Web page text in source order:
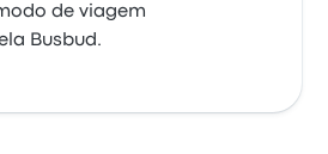
de viagem
Busbud.